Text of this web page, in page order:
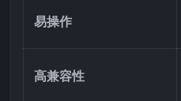
易操作
高兼容性